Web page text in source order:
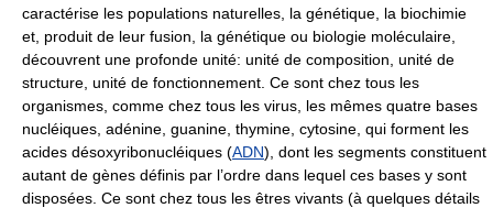
caractérise les populations naturelles, la génétique, la biochimie
et, produit de leur fusion, la génétique ou biologie moléculaire,
découvrent une profonde unité: unité de composition, unité de
structure, unité de fonctionnement. Ce sont chez tous les
organismes, comme chez tous les virus, les mêmes quatre bases
nucléiques, adénine, guanine, thymine, cytosine, qui forment les
acides désoxyribonucléiques (ADN), dont les segments constituent
autant de gènes définis par l’ordre dans lequel ces bases y sont
disposées. Ce sont chez tous les êtres vivants (à quelques détails